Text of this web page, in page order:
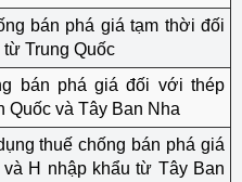
bán phá giá tạm thời đối
Trung Quốc
bán phá giá đối với thép
Quốc và Tây Ban Nha
thuế chống bán phá giá
H nhập khẩu từ Tây Ban